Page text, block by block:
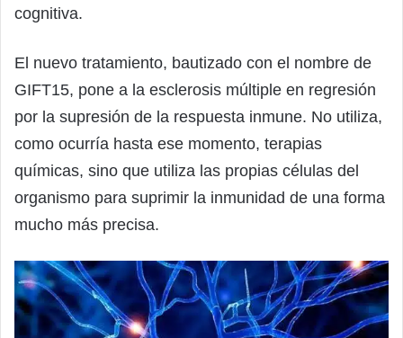
cognitiva.
El nuevo tratamiento, bautizado con el nombre de
GIFT15, pone a la esclerosis múltiple en regresión
por la supresión de la respuesta inmune. No utiliza,
como ocurría hasta ese momento, terapias
químicas, sino que utiliza las propias células del
organismo para suprimir la inmunidad de una forma
mucho más precisa.